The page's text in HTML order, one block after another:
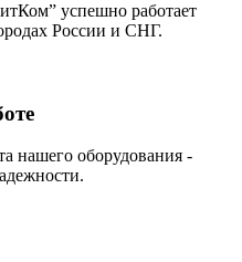
успешно работает
России и СНГ.
нашего оборудования -